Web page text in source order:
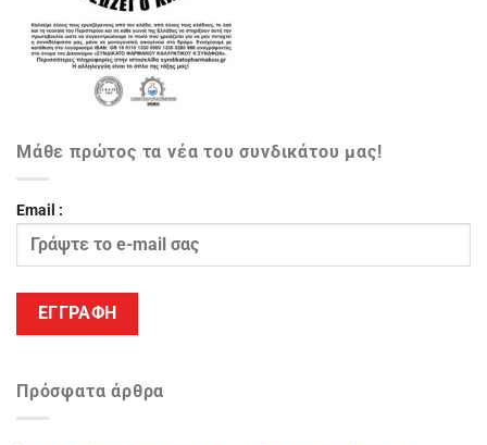
Μάθε πρώτος τα νέα του συνδικάτου μας!
Email :
Πρόσφατα άρθρα